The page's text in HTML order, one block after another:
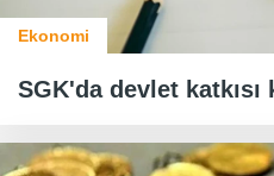
Ekonomi
SGK'da devlet katkısı